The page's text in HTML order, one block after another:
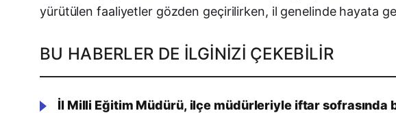
yürütülen faaliyetler gözden geçirilirken, il genelinde hayata
BU HABERLER DE İLGINIZI ÇEKEBILIR
İl Milli Eğitim Müdürü, ilçe müdürleriyle iftar sofrasında